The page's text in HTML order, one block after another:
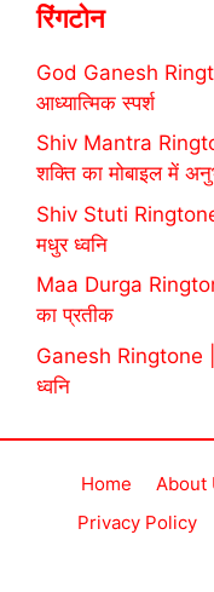
रिंगटोन
God Ganesh
आध्यात्मिक स्पर्श
Shiv Mantra
शक्ति का मोबाइल में
Shiv Stuti Ringtone
मधुर ध्वनि
Maa Durga
का प्रतीक
Ganesh Ringtone |
ध्वनि
Home About
Privacy Policy